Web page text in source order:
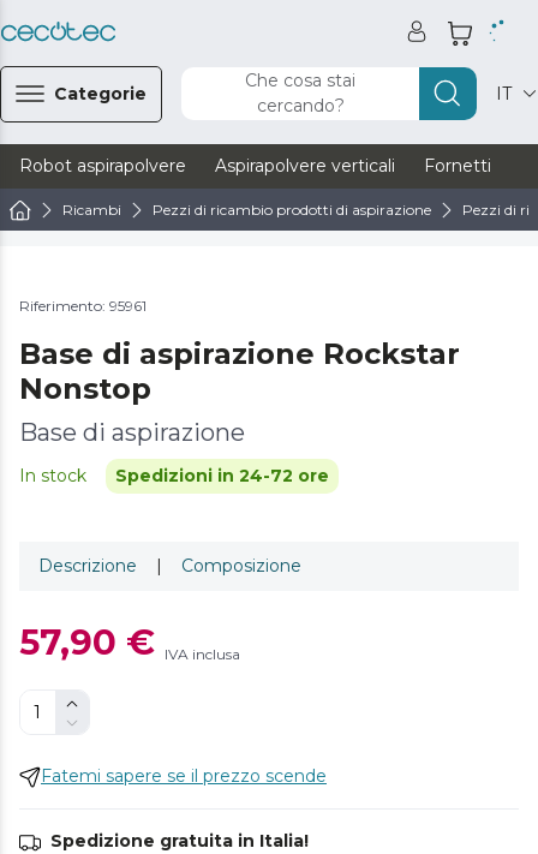
Categorie
Che cosa stai
cercando?
IT
Robot aspirapolvere Aspirapolvere verticali Fornetti
Ricambi Pezzi di ricambio prodotti di aspirazione Pezzi di
Riferimento: 95961
Base di aspirazione Rockstar
Nonstop
Base di aspirazione
In stock Spedizioni in 24-72 ore
Descrizione | Composizione
57,90 € IVA inclusa
Fatemi sapere se il prezzo scende
Spedizione gratuita in Italia!